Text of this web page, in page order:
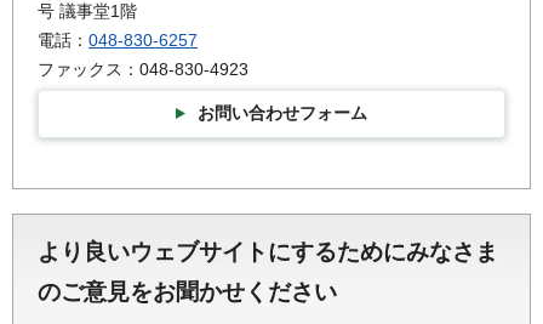
号 議事堂1階
電話： 048-830-6257
ファックス：048-830-4923
お問い合わせフォーム
より良いウェブサイトにするためにみなさま
のご意見をお聞かせください